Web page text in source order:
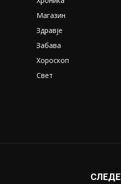
Магазин
Здравје
Забава
Хороскоп
Свет